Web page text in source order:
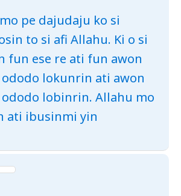
pe dajudaju ko si
to si afi Allahu. Ki o si
fun ese re ati fun awon
lokunrin ati awon
lobinrin. Allahu mo
ati ibusinmi yin